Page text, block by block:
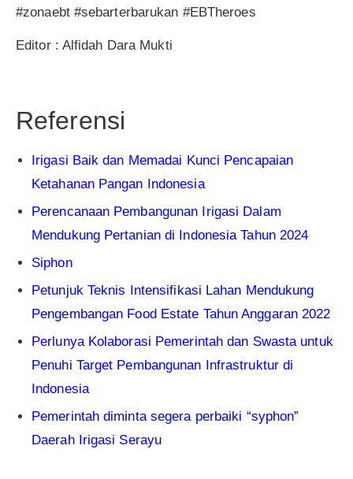
#zonaebt #sebarterbarukan #EBTheroes
Editor : Alfidah Dara Mukti
Referensi
Irigasi Baik dan Memadai Kunci Pencapaian
Ketahanan Pangan Indonesia
Perencanaan Pembangunan Irigasi Dalam
Mendukung Pertanian di Indonesia Tahun 2024
Siphon
Petunjuk Teknis Intensifikasi Lahan Mendukung
Pengembangan Food Estate Tahun Anggaran 2022
Perlunya Kolaborasi Pemerintah dan Swasta untuk
Penuhi Target Pembangunan Infrastruktur di
Indonesia
Pemerintah diminta segera perbaiki “syphon”
Daerah Irigasi Serayu